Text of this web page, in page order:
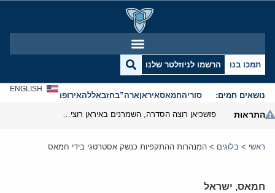
תמכו בנו הרשמו לניוזלטר שלנו
נושאים חמים: סוריהחמאסאיראןארה”בחזבאללהאירופהאנטישמיות
ENGLISH
התראות
ראשי > בלוגים > המנהרות ההתקפיות כנשק אסטרטגי בידי חמאס
חמאס, ישראל